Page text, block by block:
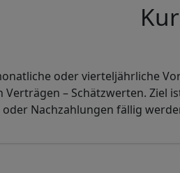
oder vierteljährliche
– Schätzwerten. Ziel
Nachzahlungen fällig